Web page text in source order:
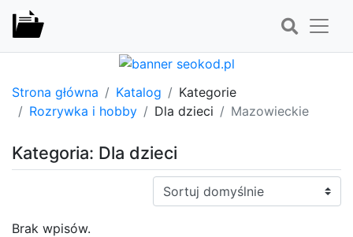
Strona główna Katalog
Kategorie
Rozrywka i hobby
Dla dzieci Mazowieckie
Kategoria: Dla dzieci
Sortuj:
Brak wpisów.